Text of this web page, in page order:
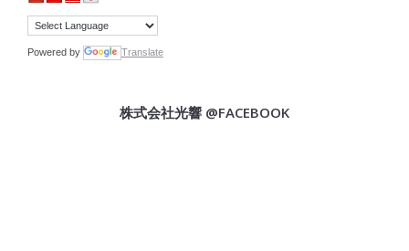
Powered by Translate
株式会社光響 @FACEBOOK